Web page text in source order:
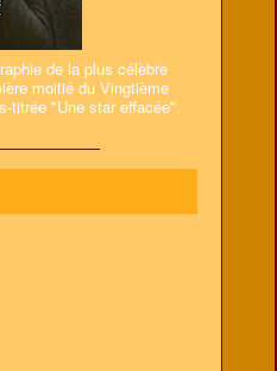
de la plus célèbre
moitié du Vingtième
titrée "Une star effacée".